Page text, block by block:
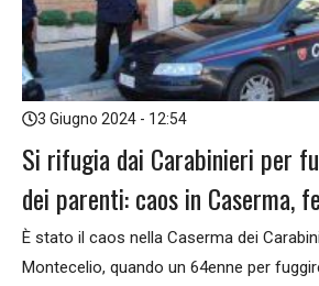
3 Giugno 2024 - 12:54
Si rifugia dai Carabinieri per
dei parenti: caos in Caserma,
È stato il caos nella Caserma dei
Montecelio, quando un 64enne per